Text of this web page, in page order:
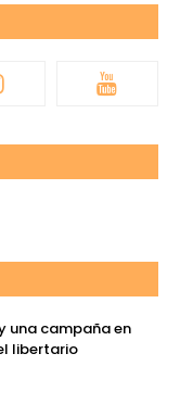
una campaña en
libertario